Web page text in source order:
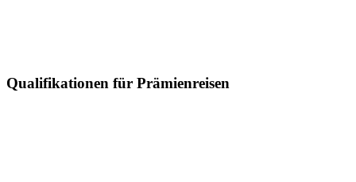
Qualifikationen für Prämienreisen